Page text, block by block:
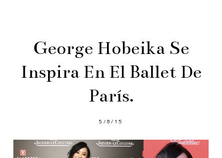
George Hobeika Se
Inspira En El Ballet De
París.
5/8/15